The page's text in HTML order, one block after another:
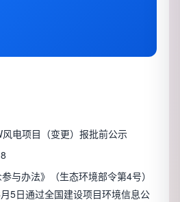
电项目（变更）报批前公示
与办法》（生态环境部令第4号）
5日通过全国建设项目环境信息公